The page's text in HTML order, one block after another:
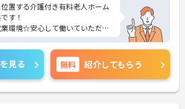
置する介護付き有料老人ホーム
す！
環境☆安心して働いていただけ
面接対策ポイントなど、さらに
ますのでお気軽にご相談くださ
見る 無料 紹介してもらう